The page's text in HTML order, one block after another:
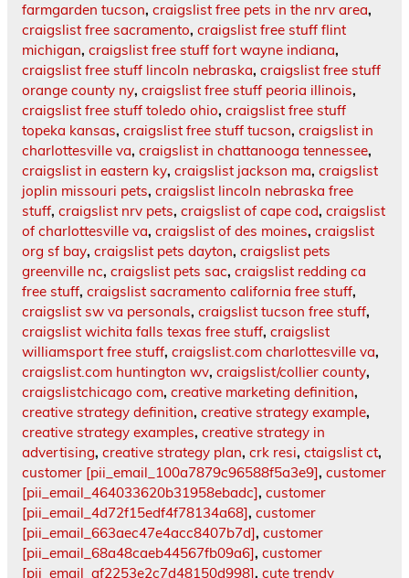
farmgarden tucson, craigslist free pets in the nrv area,
craigslist free sacramento, craigslist free stuff flint
michigan, craigslist free stuff fort wayne indiana,
craigslist free stuff lincoln nebraska, craigslist free stuff
orange county ny, craigslist free stuff peoria illinois,
craigslist free stuff toledo ohio, craigslist free stuff
topeka kansas, craigslist free stuff tucson, craigslist in
charlottesville va, craigslist in chattanooga tennessee,
craigslist in eastern ky, craigslist jackson ma, craigslist
joplin missouri pets, craigslist lincoln nebraska free
stuff, craigslist nrv pets, craigslist of cape cod, craigslist
of charlottesville va, craigslist of des moines, craigslist
org sf bay, craigslist pets dayton, craigslist pets
greenville nc, craigslist pets sac, craigslist redding ca
free stuff, craigslist sacramento california free stuff,
craigslist sw va personals, craigslist tucson free stuff,
craigslist wichita falls texas free stuff, craigslist
williamsport free stuff, craigslist.com charlottesville va,
craigslist.com huntington wv, craigslist/collier county,
craigslistchicago com, creative marketing definition,
creative strategy definition, creative strategy example,
creative strategy examples, creative strategy in
advertising, creative strategy plan, crk resi, ctaigslist ct,
customer [pii_email_100a7879c96588f5a3e9], customer
[pii_email_464033620b31958ebadc], customer
[pii_email_4d72f15edf4f78134a68], customer
[pii_email_663aec47e4acc8407b7d], customer
[pii_email_68a48caeb44567fb09a6], customer
[pii_email_af2253e2c7d48150d998], cute trendy